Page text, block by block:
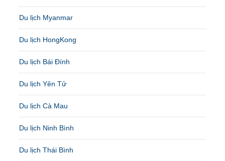
Du lịch Myanmar
Du lịch HongKong
Du lịch Bái Đính
Du lịch Yên Tử
Du lịch Cà Mau
Du lịch Ninh Bình
Du lịch Thái Bình